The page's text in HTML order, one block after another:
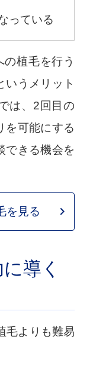
っている
植毛を行う
いうメリット
は、2回目の
を可能にする
できる機会を
を見る
導く
毛よりも難易